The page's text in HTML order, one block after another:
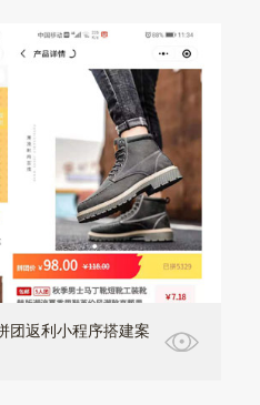
团返利小程序搭建案